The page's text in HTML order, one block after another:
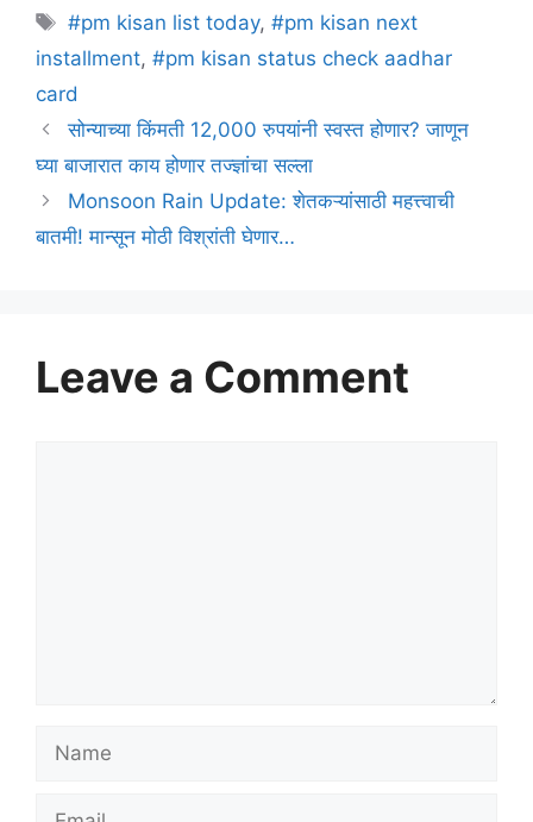
Tags
#pm kisan list today,#pm kisan next
installment, #pm kisan status check aadhar
card
सोन्याच्या किंमती 12,000 रुपयांनी स्वस्त होणार? जाणून
घ्या बाजारात काय होणार तज्ज्ञांचा सल्ला
Monsoon Rain Update: शेतकऱ्यांसाठी महत्त्वाची
बातमी! मान्सून मोठी विश्रांती घेणार…
Leave a Comment